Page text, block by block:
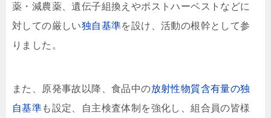
薬・減農薬、遺伝子組換えやポストハーベストなどに
対しての厳しい独自基準を設け、活動の根幹として参
りました。
また、原発事故以降、食品中の放射性物質含有量の独
自基準も設定、自主検査体制を強化し、組合員の皆様